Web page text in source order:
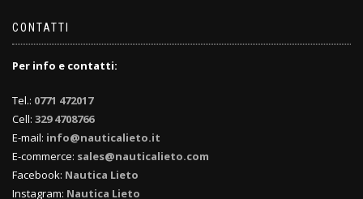
CONTATTI
Per info e contatti:
Tel.: 0771 472017
Cell: 329 4708766
E-mail: info@nauticalieto.it
E-commerce: sales@nauticalieto.com
Facebook: Nautica Lieto
Instagram: Nautica Lieto